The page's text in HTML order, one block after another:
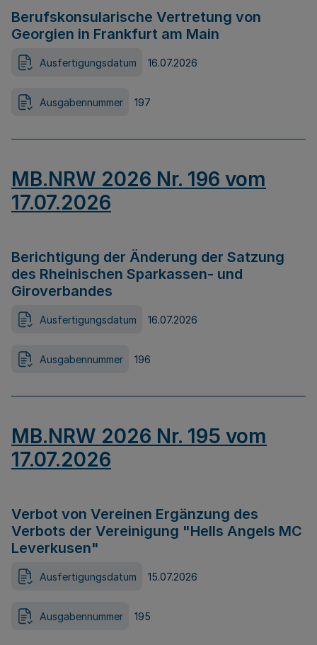
Berufskonsularische Vertretung von
Georgien in Frankfurt am Main
Ausfertigungsdatum 16.07.2026
Ausgabennummer 197
MB.NRW 2026 Nr. 196 vom
17.07.2026
Berichtigung der Änderung der Satzung
des Rheinischen Sparkassen- und
Giroverbandes
Ausfertigungsdatum 16.07.2026
Ausgabennummer 196
MB.NRW 2026 Nr. 195 vom
17.07.2026
Verbot von Vereinen Ergänzung des
Verbots der Vereinigung "Hells Angels MC
Leverkusen"
Ausfertigungsdatum 15.07.2026
Ausgabennummer 195